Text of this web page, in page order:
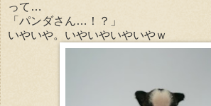
って…
「パンダさん…！？」
いやいや。いやいやいやいやｗ